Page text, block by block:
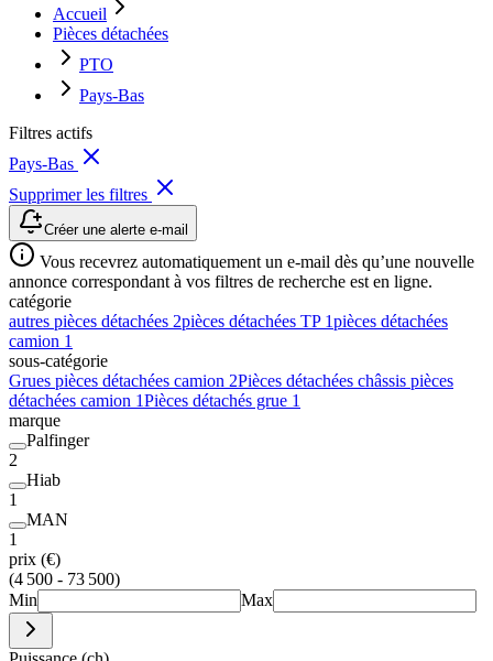
Accueil
Pièces détachées
PTO
Pays-Bas
Filtres actifs
Pays-Bas
Supprimer les filtres
Créer une alerte e-mail
Vous recevrez automatiquement un e-mail dès qu’une nouvelle
annonce correspondant à vos filtres de recherche est en ligne.
catégorie
autres pièces détachées 2pièces détachées TP 1pièces détachées
camion 1
sous-catégorie
Grues pièces détachées camion 2Pièces détachées châssis pièces
détachées camion 1Pièces détachés grue 1
marque
Palfinger
2
Hiab
1
MAN
1
prix (€)
(4 500 - 73 500)
Min
Max